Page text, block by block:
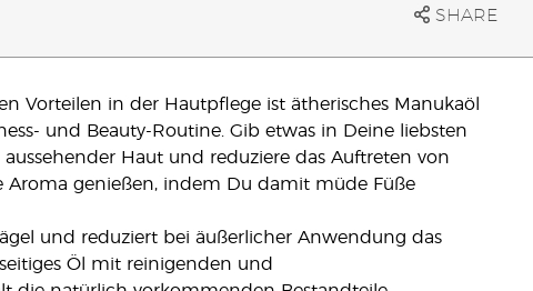
SHARE
Vorteilen in der Hautpflege ist ätherisches Manukaöl
und Beauty-Routine. Gib etwas in Deine liebsten
Haut und reduziere das Auftreten von
Aroma genießen, indem Du damit müde Füße
und reduziert bei äußerlicher Anwendung das
Öl mit reinigenden und